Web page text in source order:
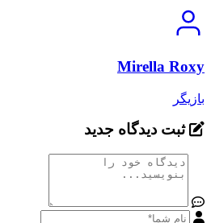
Mirella Roxy
بازیگر
ثبت دیدگاه جدید